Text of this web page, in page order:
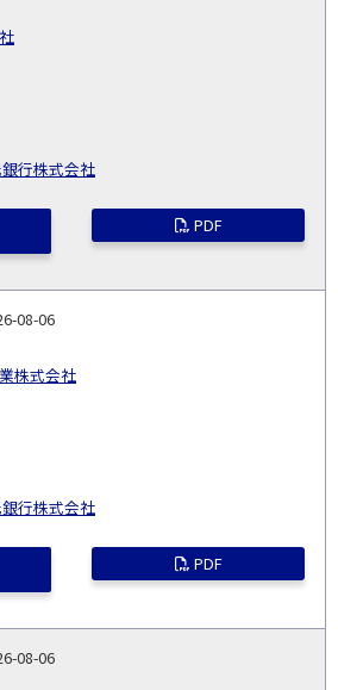
行株式会社
PDF
08-06
株式会社
行株式会社
PDF
08-06